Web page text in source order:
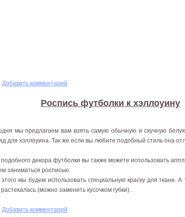
для хэллоуина
Добавить комментарий
Роспись футболки к хэллоуину
мы предлагаем вам взять самую обычную и скучную
для хэллоуина. Так же если вы любите подобный стиль она
декора футболки вы также можете использовать
заниматься росписью.
мы будем использовать специальную краску для ткани.
(можно заменить кусочком губки).
к хэллоуину
Добавить комментарий